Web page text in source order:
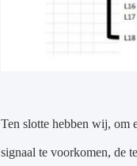
Ten slotte hebben wij, om
signaal te voorkomen, de